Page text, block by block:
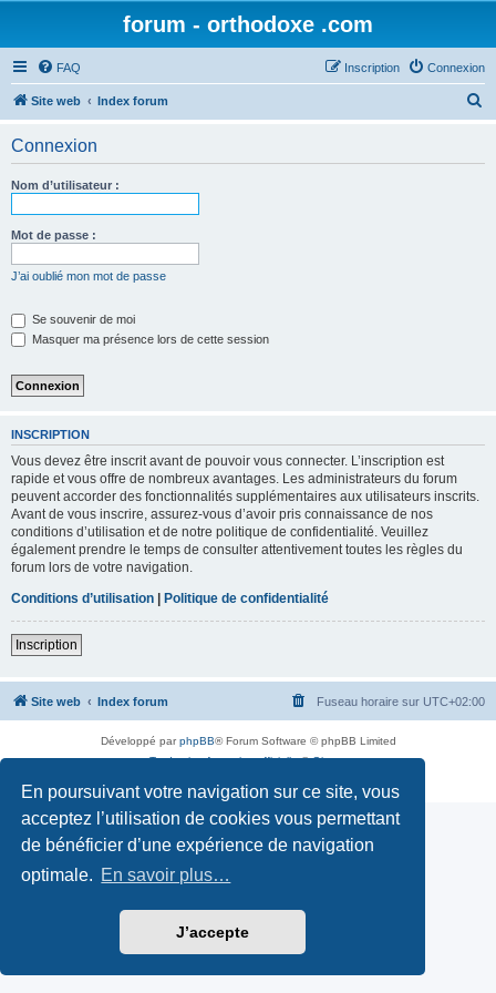
En poursuivant votre navigation sur ce site, vous
acceptez l’utilisation de cookies vous permettant
de bénéficier d’une expérience de navigation
optimale. En savoir plus…
J’accepte
forum - orthodoxe .com
FAQ Connexion
Inscription
Site web Index forum
Connexion
Nom d’utilisateur :
Mot de passe :
J’ai oublié mon mot de passe
Se souvenir de moi
Masquer ma présence lors de cette session
INSCRIPTION
Vous devez être inscrit avant de pouvoir vous connecter. L’inscription est
rapide et vous offre de nombreux avantages. Les administrateurs du forum
peuvent accorder des fonctionnalités supplémentaires aux utilisateurs inscrits.
Avant de vous inscrire, assurez-vous d’avoir pris connaissance de nos
conditions d’utilisation et de notre politique de confidentialité. Veuillez
également prendre le temps de consulter attentivement toutes les règles du
forum lors de votre navigation.
Conditions d’utilisation | Politique de confidentialité
Inscription
Site web Index forum Fuseau horaire sur UTC+02:00
Développé parphpBB® Forum Software © phpBB Limited
Traduction française officielle©Qiaeru